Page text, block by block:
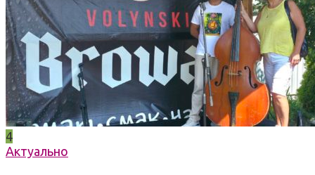
4
Актуально